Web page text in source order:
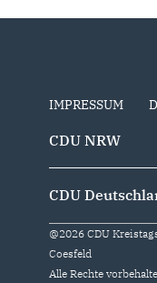
IMPRESSUM
CDU NRW
CDU
@2026 CDU
Coesfeld
Alle Rechte